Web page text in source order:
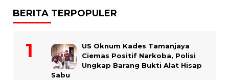
BERITA TERPOPULER
US Oknum Kades Tamanjaya
Ciemas Positif Narkoba, Polisi
Ungkap Barang Bukti Alat Hisap
Sabu